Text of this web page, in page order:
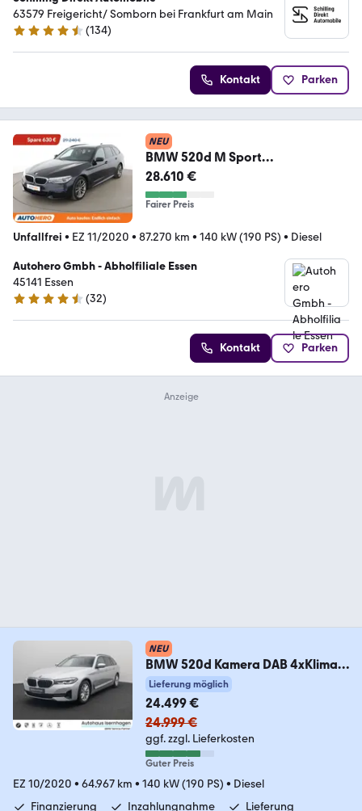
63579 Freigericht/ Somborn bei Frankfurt am Main
4.7 Sterne
(134)
Kontakt Parken
NEU
BMW 520d M Sport
Aut.*NAVI*LED*TEMPO*PANO*CA
M*PDC*
28.610 €
Fairer Preis
Unfallfrei • EZ 11/2020 • 87.270 km • 140 kW (190 PS) • Diesel
Autohero Gmbh - Abholfiliale Essen
45141 Essen
4.7 Sterne
(32)
Kontakt Parken
NEU
BMW 520d Kamera DAB 4xKlima
Alarm GeschwindigReg
Lieferung möglich
24.499 €
24.999 €
ggf. zzgl. Lieferkosten
Guter Preis
EZ 10/2020 • 64.967 km • 140 kW (190 PS) • Diesel
Finanzierung
Inzahlungnahme Lieferung